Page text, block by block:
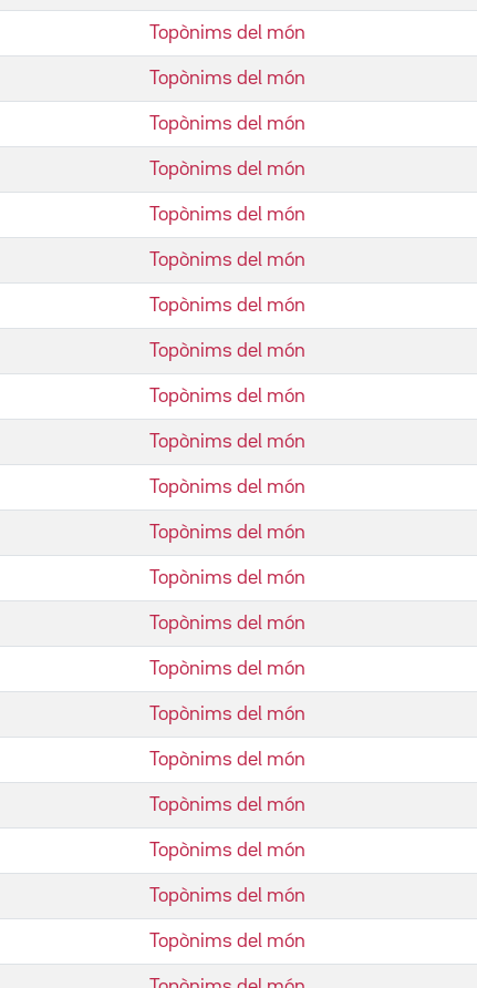
Topònims del món
Topònims del món
Topònims del món
Topònims del món
Topònims del món
Topònims del món
Topònims del món
Topònims del món
Topònims del món
Topònims del món
Topònims del món
Topònims del món
Topònims del món
Topònims del món
Topònims del món
Topònims del món
Topònims del món
Topònims del món
Topònims del món
Topònims del món
Topònims del món